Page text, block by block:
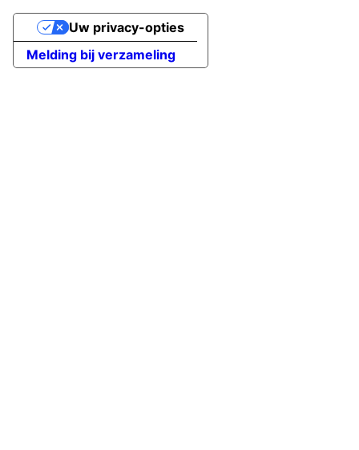
Melding bij verzameling
Uw privacy-opties